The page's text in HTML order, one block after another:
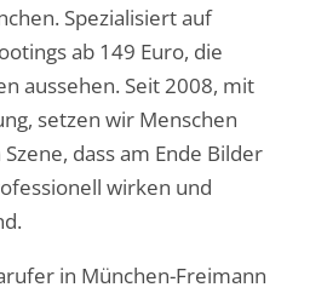
Spezialisiert auf
ab 149 Euro, die
aussehen. Seit 2008, mit
setzen wir Menschen
dass am Ende Bilder
wirken und
in München-Freimann